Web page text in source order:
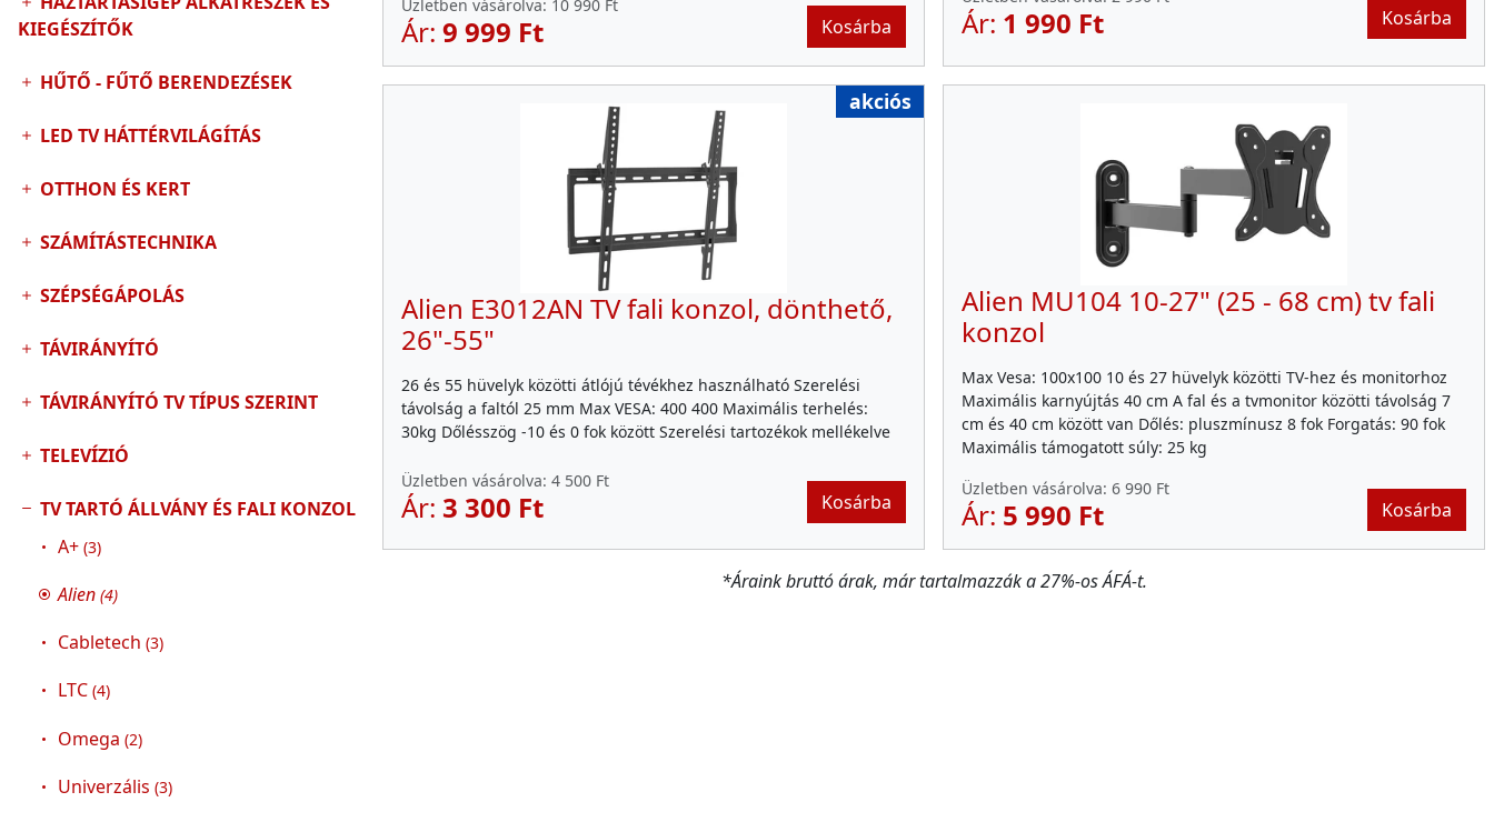
KIEGÉSZÍTŐK
HŰTŐ - FŰTŐ BERENDEZÉSEK
LED TV HÁTTÉRVILÁGÍTÁS
OTTHON ÉS KERT
SZÁMÍTÁSTECHNIKA
SZÉPSÉGÁPOLÁS
TÁVIRÁNYÍTÓ
TÁVIRÁNYÍTÓ TV TÍPUS SZERINT
TELEVÍZIÓ
TV TARTÓ ÁLLVÁNY ÉS FALI KONZOL
A+ (3)
Alien (4)
Cabletech (3)
LTC (4)
Omega (2)
Univerzális (3)
Üzletben vásárolva: 10 990 Ft
Ár: 9 999 Ft Kosárba Ár: 1 990 Ft Kosárba
akciós
Alien E3012AN TV fali konzol, dönthető,
26"-55"
26 és 55 hüvelyk közötti átlójú tévékhez használható Szerelési
távolság a faltól 25 mm Max VESA: 400 400 Maximális terhelés:
30kg Dőlésszög -10 és 0 fok között Szerelési tartozékok mellékelve
Üzletben vásárolva: 4 500 Ft
Ár: 3 300 Ft Kosárba
Alien MU104 10-27" (25 - 68 cm) tv fali
konzol
Max Vesa: 100x100 10 és 27 hüvelyk közötti TV-hez és monitorhoz
Maximális karnyújtás 40 cm A fal és a tvmonitor közötti távolság 7
cm és 40 cm között van Dőlés: pluszmínusz 8 fok Forgatás: 90 fok
Maximális támogatott súly: 25 kg
Üzletben vásárolva: 6 990 Ft
Ár: 5 990 Ft Kosárba
*Áraink bruttó árak, már tartalmazzák a 27%-os ÁFÁ-t.